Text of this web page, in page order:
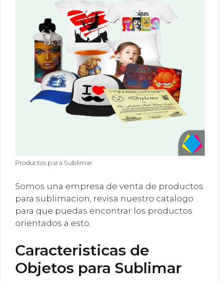
Productos para Sublimar
Somos una empresa de venta de productos
para sublimacion, revisa nuestro catalogo
para que puedas encontrar los productos
orientados a esto.
Caracteristicas de
Objetos para Sublimar